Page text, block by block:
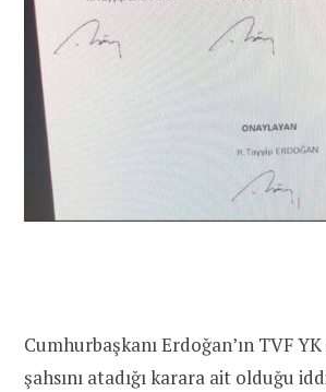
Cumhurbaşkanı Erdoğan’ın TVF
şahsını atadığı karara ait olduğu